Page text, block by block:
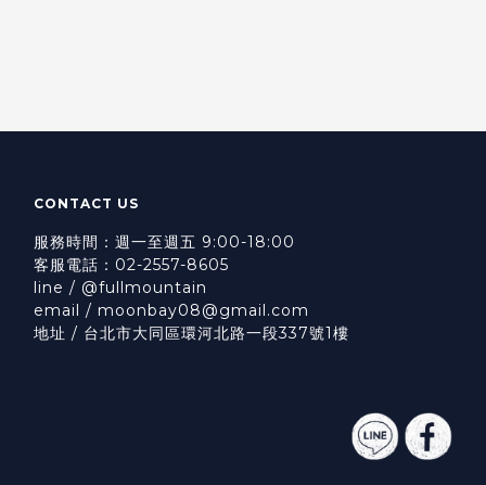
CONTACT US
服務時間：週一至週五 9:00-18:00
客服電話：02-2557-8605
line / @fullmountain
email / moonbay08@gmail.com
地址 / 台北市大同區環河北路一段337號1樓